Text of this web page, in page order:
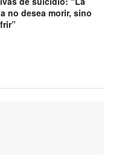
no desea morir, sino